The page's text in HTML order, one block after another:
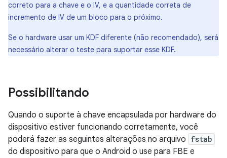
correto para a chave e o IV, e a quantidade correta de
incremento de IV de um bloco para o próximo.
Se o hardware usar um KDF diferente (não recomendado), será
necessário alterar o teste para suportar esse KDF.
Possibilitando
Quando o suporte à chave encapsulada por hardware do
dispositivo estiver funcionando corretamente, você
poderá fazer as seguintes alterações no arquivo fstab
do dispositivo para que o Android o use para FBE e